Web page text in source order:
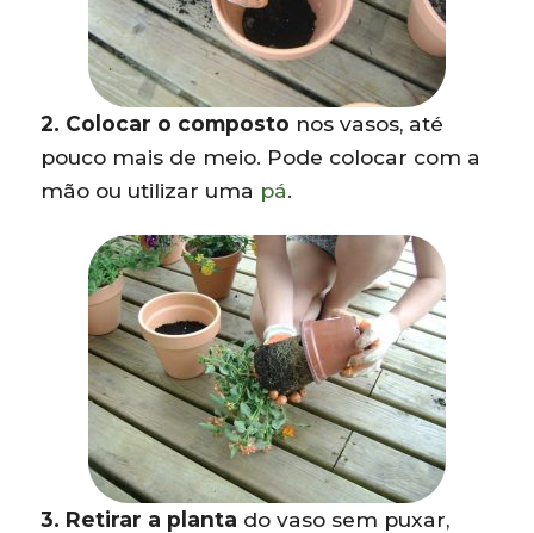
2. Colocar o composto nos vasos, até
pouco mais de meio. Pode colocar com a
mão ou utilizar uma pá.
3. Retirar a planta do vaso sem puxar,